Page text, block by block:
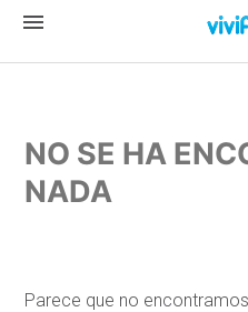
menu
NO SE HA
NADA
Parece que no